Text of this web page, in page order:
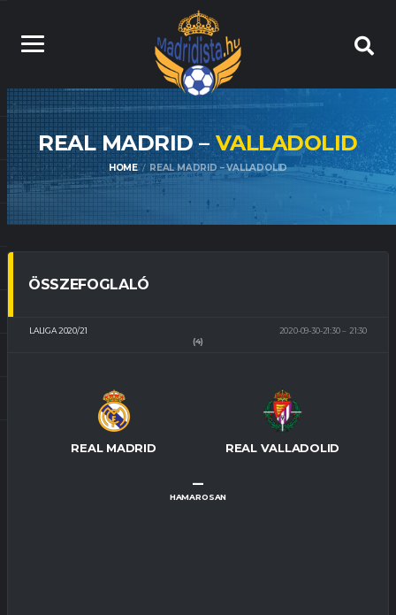
REAL MADRID –VALLADOLID
HOME REAL MADRID – VALLADOLID
ÖSSZEFOGLALÓ
LALIGA 2020/21 2020-09-30-21:30
21:30
(4)
REAL MADRID REAL VALLADOLID
–
HAMAROSAN